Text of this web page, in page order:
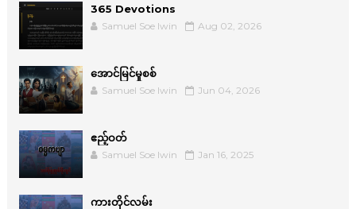
365 Devotions
Samuel Soe lwin Aug 02, 2026
အောင်မြင်မှုစစ်
Samuel Soe lwin Jun 04, 2026
ဧည့်ဝတ်
Samuel Soe lwin Jan 16, 2025
ကားတိုင်လမ်း